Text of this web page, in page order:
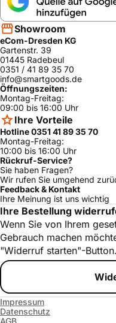
Showroom
eCom-Dresden KG
Gartenstr. 39
01445 Radebeul
0351 / 41 89 35 70
info@smartgoods.de
Öffnungszeiten:
Montag-Freitag:
09:00 bis 16:00 Uhr
Ihre Vorteile
Hotline 0351 41 89 35 70
Montag-Freitag:
10:00 bis 16:00 Uhr
Rückruf-Service?
Sie haben Fragen?
Wir rufen Sie umgehend
Feedback & Kontakt
Ihre Meinung ist uns wichtig
Ihre Bestellung
Wenn Sie von Ihrem
Gebrauch machen
"Widerruf starten"-Button.
Impressum
Datenschutz